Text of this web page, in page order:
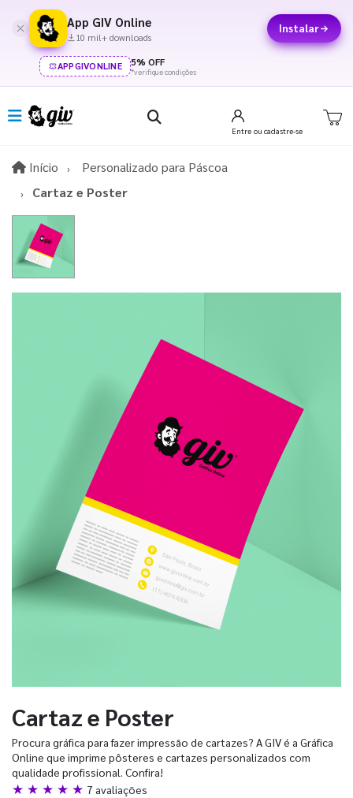
App GIV Online
10 mil+ downloads
Instalar
APPGIVONLINE 5% OFF
*verifique condições
Entre ou cadastre-se
Início InícioPersonalizado para Páscoa​
Cartaz e Poster
Cartaz e Poster
Procura gráfica para fazer impressão de cartazes? A GIV é a Gráfica
Online que imprime pôsteres e cartazes personalizados com
qualidade profissional. Confira!
★ ★ ★ ★ ★ 7 avaliações